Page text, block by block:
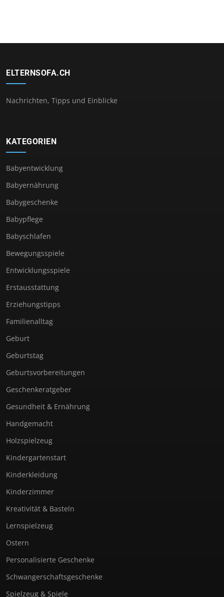
ELTERNSOFA.CH
Nachrichten, Tipps und Einblicke
KATEGORIEN
Babyentwicklung
Babyernährung
Babygeschenke
Babypflege
Babyschlafen
Bewegungsspiele
Entwicklungsspiele
Erstausstattung
Erziehungstipps
Familienalltag
Geburt
Geburtstag
Geburtsvorbereitungen
Geschenkeratgeber
Gesundheit & Ernährung
Handgemacht
Holzspielzeug
Kindergartenstart
Kinderkleidung
Kinderzimmer
Kreativität & Basteln
Lernspielzeug
Ostern
Personalisierte Geschenke
Schwangerschaftsgeschenke
Spielzeug & Spiele